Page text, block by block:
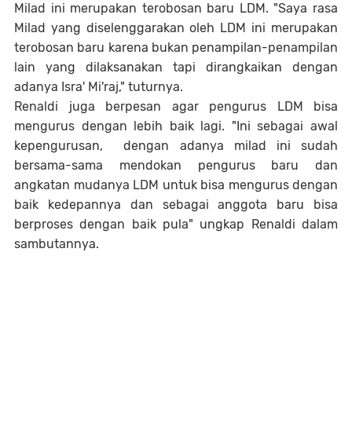
Milad ini merupakan terobosan baru LDM. "Saya rasa
Milad yang diselenggarakan oleh LDM ini merupakan
terobosan baru karena bukan penampilan-penampilan
lain yang dilaksanakan tapi dirangkaikan dengan
adanya Isra' Mi'raj," tuturnya.
Renaldi juga berpesan agar pengurus LDM bisa
mengurus dengan lebih baik lagi. "Ini sebagai awal
kepengurusan, dengan adanya milad ini sudah
bersama-sama mendokan pengurus baru dan
angkatan mudanya LDM untuk bisa mengurus dengan
baik kedepannya dan sebagai anggota baru bisa
berproses dengan baik pula" ungkap Renaldi dalam
sambutannya.